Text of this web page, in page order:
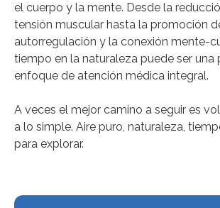
el cuerpo y la mente. Desde la
tensión muscular hasta la promoción
autorregulación y la conexión mente-
tiempo en la naturaleza puede ser una
enfoque de atención médica integral.
A veces el mejor camino a seguir es
a lo simple. Aire puro, naturaleza,
para explorar.